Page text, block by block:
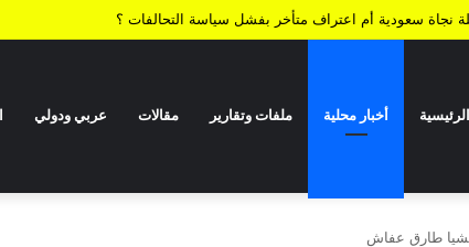
نجاة سعودية أم اعتراف متأخر بفشل سياسة التحالفات ؟
الرئيسية أخبار محلية ملفات وتقارير مقالات عربي ودولي
طارق عفاش